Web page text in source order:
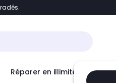
Accéder directement au
Réparer en illimité avec Le